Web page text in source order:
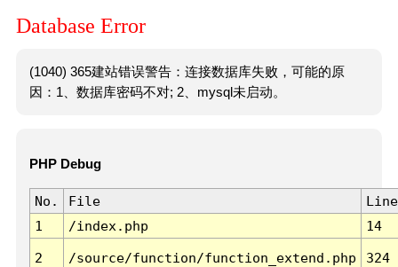
Database Error
(1040) 365建站错误警告：连接数据库失败，可能的原
因：1、数据库密码不对; 2、mysql未启动。
PHP Debug
No. File
Line
1
/index.php 14
2 /source/function/function_extend.php 324